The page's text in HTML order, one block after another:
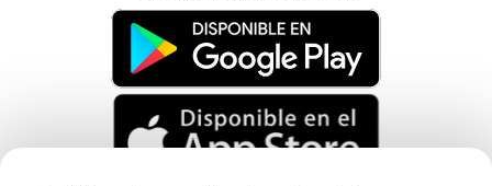
TAMBIÉN TE PUEDE INTERESAR
Nuestras Tiendas